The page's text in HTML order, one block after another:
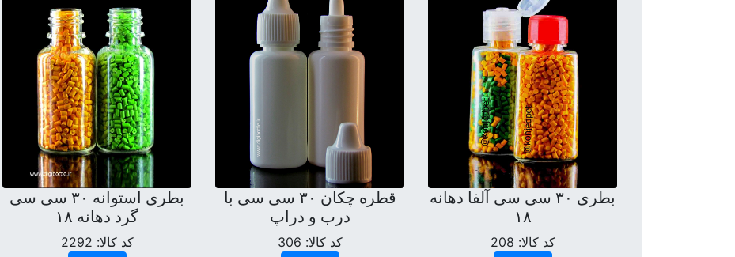
بطری ۳۰ سی سی آلفا دهانه
۱۸
کد کالا: 208
قطره چکان ۳۰ سی سی با
درب و دراپ
کد کالا: 306
بطری استوانه ۳۰ سی سی
گرد دهانه ۱۸
کد کالا: 2292